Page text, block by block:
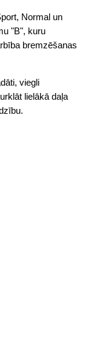
Normal un
"B", kuru
bremzēšanas
viegli
lielākā daļa